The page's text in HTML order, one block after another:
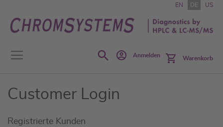
Inhalt
springen
EN DE US
SearchAnmelden Warenkorb
Customer Login
Registrierte Kunden